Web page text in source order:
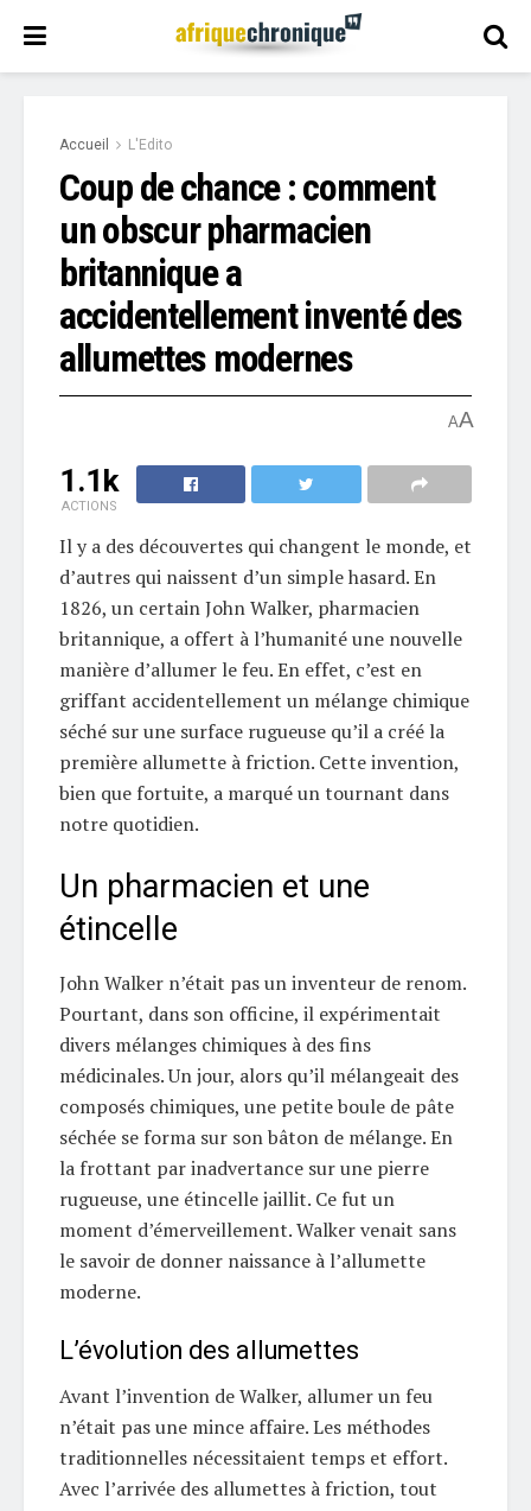
Accueil L'Edito
Coup de chance : comment
un obscur pharmacien
britannique a
accidentellement inventé des
allumettes modernes
AA
1.1k
ACTIONS
Il y a des découvertes qui changent le monde, et
d’autres qui naissent d’un simple hasard. En
1826, un certain John Walker, pharmacien
britannique, a offert à l’humanité une nouvelle
manière d’allumer le feu. En effet, c’est en
griffant accidentellement un mélange chimique
séché sur une surface rugueuse qu’il a créé la
première allumette à friction. Cette invention,
bien que fortuite, a marqué un tournant dans
notre quotidien.
Un pharmacien et une
étincelle
John Walker n’était pas un inventeur de renom.
Pourtant, dans son officine, il expérimentait
divers mélanges chimiques à des fins
médicinales. Un jour, alors qu’il mélangeait des
composés chimiques, une petite boule de pâte
séchée se forma sur son bâton de mélange. En
la frottant par inadvertance sur une pierre
rugueuse, une étincelle jaillit. Ce fut un
moment d’émerveillement. Walker venait sans
le savoir de donner naissance à l’allumette
moderne.
L’évolution des allumettes
Avant l’invention de Walker, allumer un feu
n’était pas une mince affaire. Les méthodes
traditionnelles nécessitaient temps et effort.
Avec l’arrivée des allumettes à friction, tout